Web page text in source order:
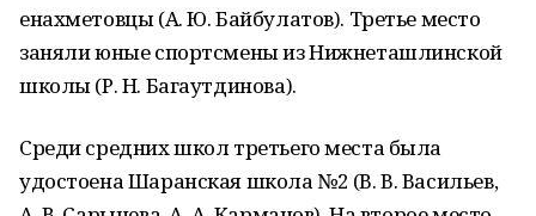
енахметовцы (А. Ю. Байбулатов). Третье место
заняли юные спортсмены из Нижнеташлинской
школы (Р. Н. Багаутдинова).
Среди средних школ третьего места была
удостоена Шаранская школа №2 (В. В. Васильев,